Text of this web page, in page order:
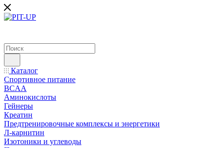
Каталог
Спортивное питание
BCAA
Аминокислоты
Гейнеры
Креатин
Предтренировочные комплексы и энергетики
Л-карнитин
Изотоники и углеводы